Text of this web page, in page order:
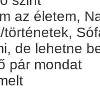
az életem,
történetek,
de lehetne
pár mondat